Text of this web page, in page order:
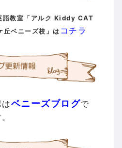
語教室「アルク Kiddy CAT
丘ベニーズ校」は コチラ
ベニーズブログで